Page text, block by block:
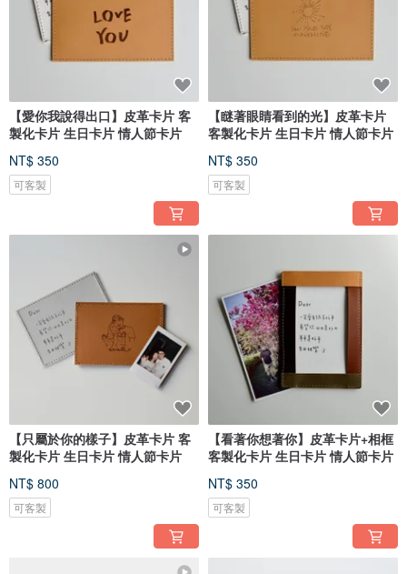
【愛你我說得出口】皮革卡片 客
製化卡片 生日卡片 情人節卡片
NT$ 350
可客製
【瞇著眼睛看到的光】皮革卡片
客製化卡片 生日卡片 情人節卡片
NT$ 350
可客製
【只屬於你的樣子】皮革卡片 客
製化卡片 生日卡片 情人節卡片
NT$ 800
可客製
【看著你想著你】皮革卡片+相框
客製化卡片 生日卡片 情人節卡片
NT$ 350
可客製